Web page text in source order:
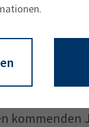
hinweg breit
sei eine
kommenden